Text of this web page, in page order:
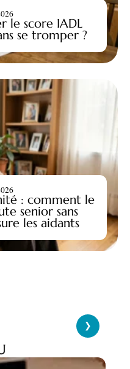
le score IADL
se tromper ?
: comment le
senior sans
les aidants